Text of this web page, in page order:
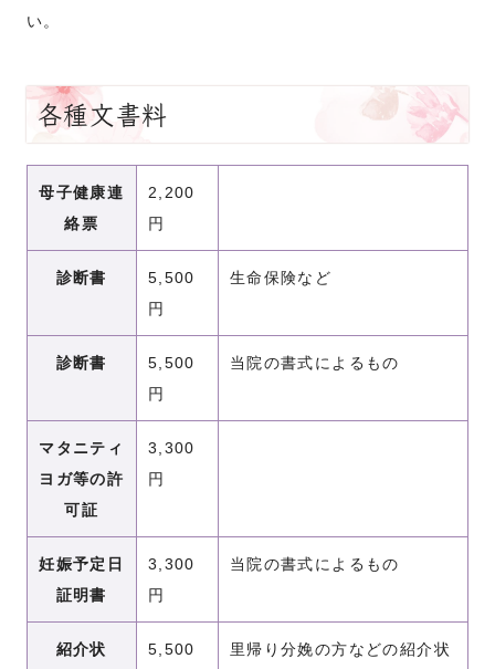
い。
各種文書料
母子健康連
絡票
2,200
円
診断書
5,500
円
生命保険など
診断書
5,500
円
当院の書式によるもの
マタニティ
ヨガ等の許
可証
3,300
円
妊娠予定日
証明書
3,300
円
当院の書式によるもの
紹介状
5,500
里帰り分娩の方などの紹介状